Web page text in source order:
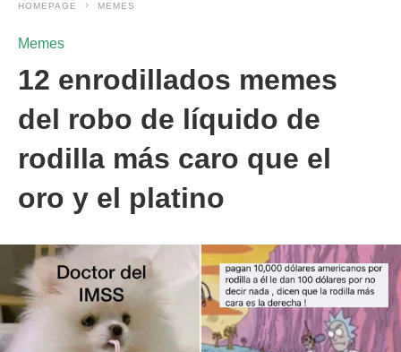
HOMEPAGE MEMES
Memes
12 enrodillados memes
del robo de líquido de
rodilla más caro que el
oro y el platino